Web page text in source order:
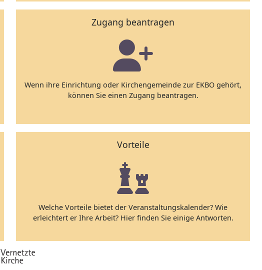
Zugang beantragen
Wenn ihre Einrichtung oder Kirchengemeinde zur EKBO gehört,
können Sie einen Zugang beantragen.
Vorteile
Welche Vorteile bietet der Veranstaltungskalender? Wie
erleichtert er Ihre Arbeit? Hier finden Sie einige Antworten.